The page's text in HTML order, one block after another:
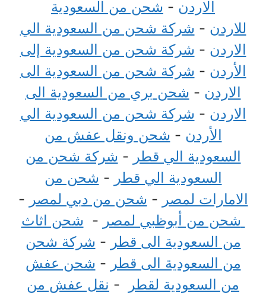
الاردن - شحن من السعودية
للاردن - شركة شحن من السعودية الي
الاردن - شركة شحن من السعودية إلى
الأردن - شركة شحن من السعودية الى
الاردن - شحن بري من السعودية الى
الاردن - شركة شحن من السعودية الي
الأردن - شحن ونقل عفش من
السعودية الي قطر - شركة شحن من
السعودية الي قطر - شحن من
الامارات لمصر - شحن من دبي لمصر -
شحن من أبوظبي لمصر - شحن اثاث
من السعودية الى قطر - شركة شحن
من السعودية الى قطر - شحن عفش
من السعودية لقطر
- نقل عفش من